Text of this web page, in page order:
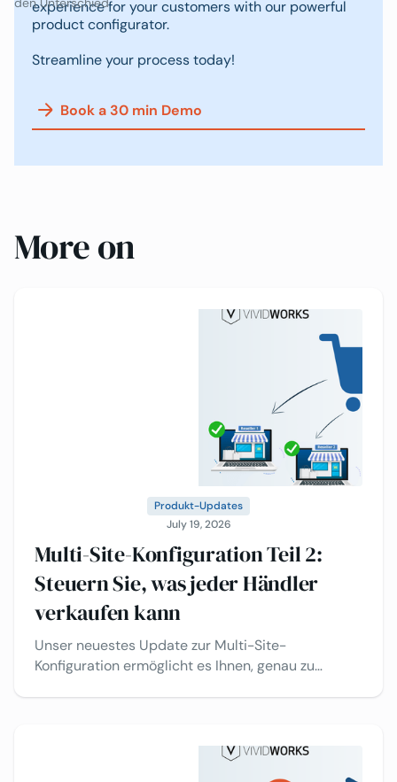
experience for your customers with our powerful
product configurator.
Streamline your process today!
Book a 30 min Demo
More on
Produkt-Updates
July 19, 2026
Multi-Site-Konfiguration Teil 2:
Steuern Sie, was jeder Händler
verkaufen kann
Unser neuestes Update zur Multi-Site-
Konfiguration ermöglicht es Ihnen, genau zu
Konfigurator. Unterschiedliche Erlebnisse pro